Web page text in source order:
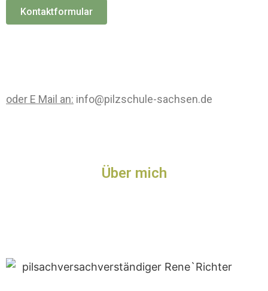
Kontaktformular
oder E Mail an: info@pilzschule-sachsen.de
Über mich